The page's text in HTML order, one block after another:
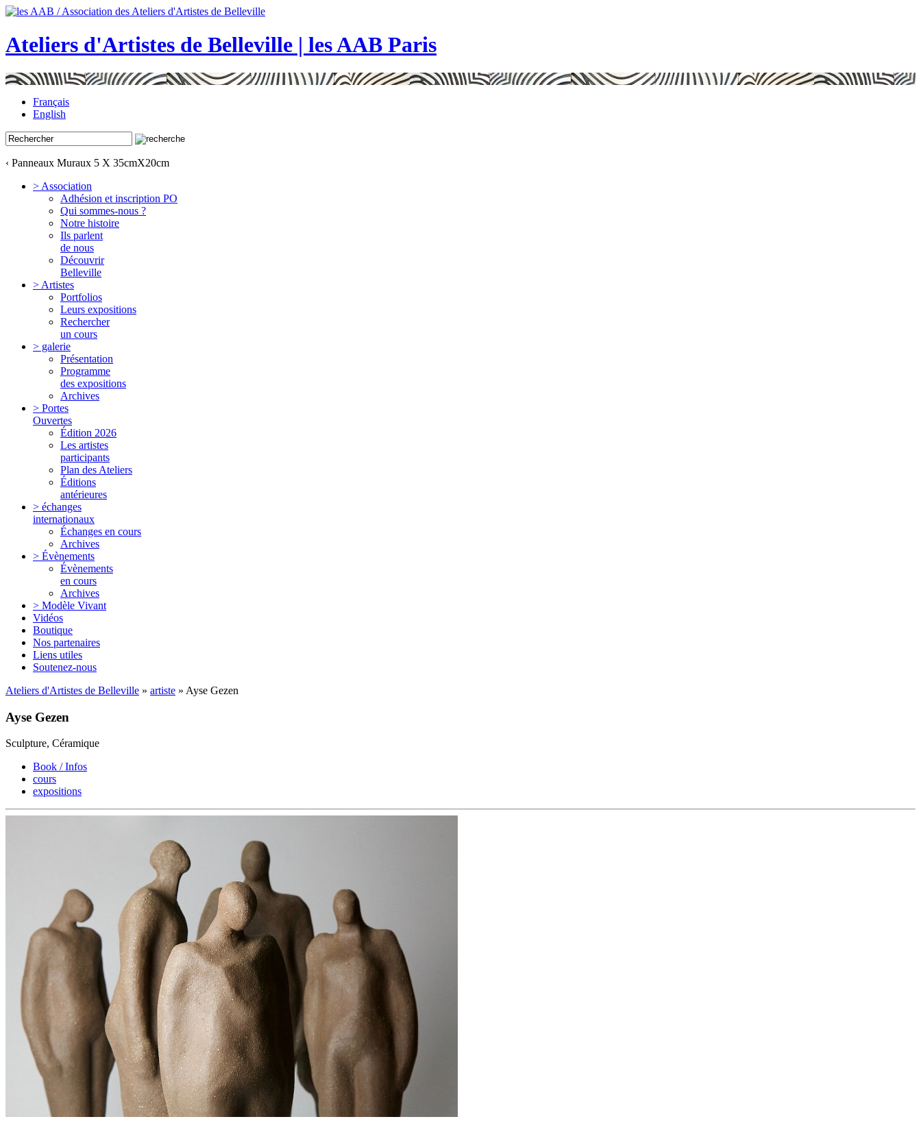
Ateliers d'Artistes de Belleville | les AAB Paris
Français
English
‹ Panneaux Muraux 5 X 35cmX20cm
> Association
Adhésion et inscription PO
Qui sommes-nous ?
Notre histoire
Ils parlent
de nous
Découvrir
Belleville
> Artistes
Portfolios
Leurs expositions
Rechercher
un cours
> galerie
Présentation
Programme
des expositions
Archives
> Portes
Ouvertes
Édition 2026
Les artistes
participants
Plan des Ateliers
Éditions
antérieures
> échanges
internationaux
Échanges en cours
Archives
> Évènements
Évènements
en cours
Archives
> Modèle Vivant
Vidéos
Boutique
Nos partenaires
Liens utiles
Soutenez-nous
Ateliers d'Artistes de Belleville » artiste » Ayse Gezen
Ayse Gezen
Sculpture, Céramique
Book / Infos
cours
expositions